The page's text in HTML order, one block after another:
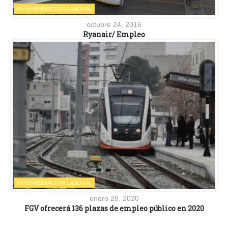
INTERMEDIACIÓN LABORAL
octubre 24, 2016
Ryanair/ Empleo
INTERMEDIACIÓN LABORAL
enero 28, 2020
FGV ofrecerá 136 plazas de empleo público en 2020